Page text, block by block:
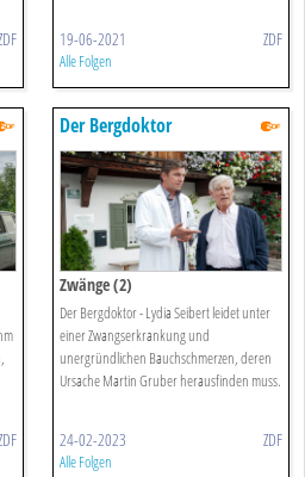
19-06-2021 ZDF
Alle Folgen
Der Bergdoktor
Zwänge (2)
Der Bergdoktor - Lydia Seibert leidet unter
einer Zwangserkrankung und
unergründlichen Bauchschmerzen, deren
Ursache Martin Gruber herausfinden muss.
24-02-2023 ZDF
Alle Folgen